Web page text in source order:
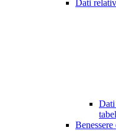
Dati
Dati